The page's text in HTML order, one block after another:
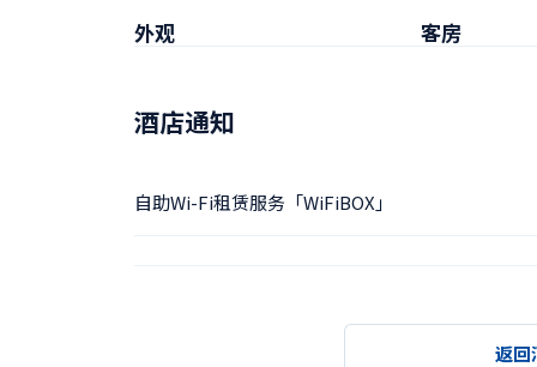
外观 客房
酒店通知
自助Wi-Fi租赁服务「WiFiBOX」
返回